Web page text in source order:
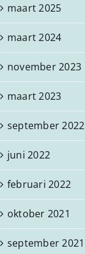
maart 2025
maart 2024
november 2023
maart 2023
september 2022
juni 2022
februari 2022
oktober 2021
september 2021